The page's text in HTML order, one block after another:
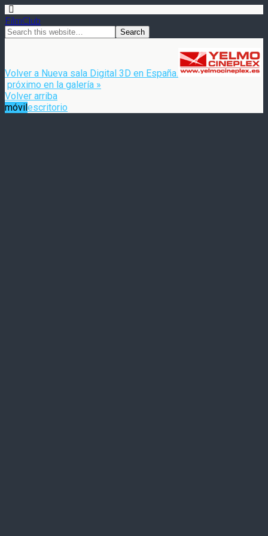
FilmClub
Volver a Nueva sala Digital 3D en España.
próximo en la galería »
Volver arriba
móvilescritorio